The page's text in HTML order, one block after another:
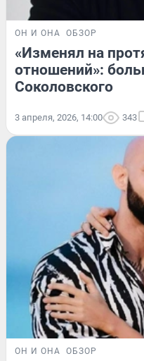
ОН И ОНА ОБЗОР
«Изменял на
отношений»:
Соколовского
3 апреля, 2026, 14:00 343
ОН И ОНА ОБЗОР